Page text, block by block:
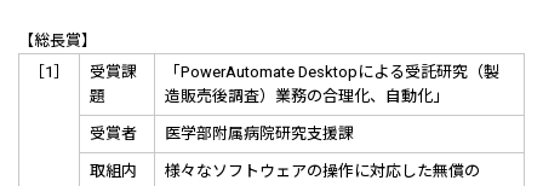
【総長賞】
［1］
受賞課
題
「PowerAutomate Desktopによる受託研究（製
造販売後調査）業務の合理化、自動化」
受賞者 医学部附属病院研究支援課
取組内
様々なソフトウェアの操作に対応した無償の